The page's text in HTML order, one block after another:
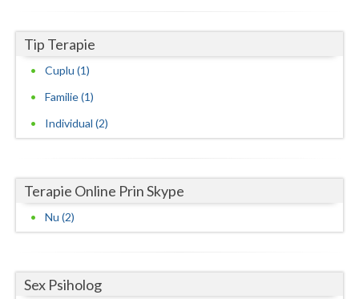
Valcea
Vaslui
Vrancea
Tip Terapie
Cuplu (1)
Familie (1)
Individual (2)
Terapie Online Prin Skype
Nu (2)
Sex Psiholog